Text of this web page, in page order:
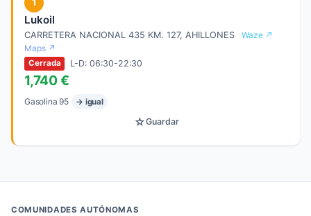
Lukoil
CARRETERA NACIONAL 435 KM. 127, AHILLONES
Waze ↗
Maps ↗
Cerrada L-D: 06:30-22:30
1,740 €
Gasolina 95 → igual
☆Guardar
COMUNIDADES AUTÓNOMAS